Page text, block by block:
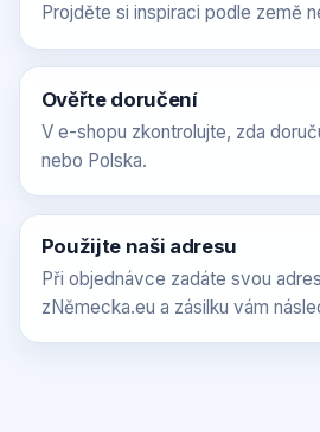
Projděte si inspiraci podle země
Ověřte doručení
V e-shopu zkontrolujte, zda
nebo Polska.
Použijte naši adresu
Při objednávce zadáte svou
zNěmecka.eu a zásilku vám